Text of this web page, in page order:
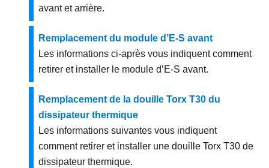
avant et arrière.
Remplacement du module d’E-S avant
Les informations ci-après vous indiquent comment
retirer et installer le module d’E-S avant.
Remplacement de la douille Torx T30 du
dissipateur thermique
Les informations suivantes vous indiquent
comment retirer et installer une douille Torx T30 de
dissipateur thermique.